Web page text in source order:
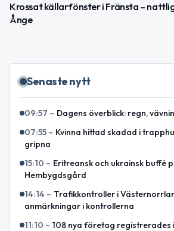
Krossat källarfönster i Fränsta –
Ånge
Senaste nytt
09:57 – Dagens överblick: regn,
07:55 – Kvinna hittad skadad i
gripna
15:10 – Eritreansk och ukrainsk buffé
Hembygdsgård
14:14 – Trafikkontroller i
anmärkningar i kontrollerna
11:10 – 108 nya företag registrerades